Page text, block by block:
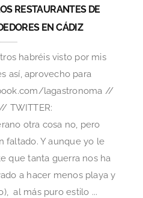
RESTAURANTES DE
EN CÁDIZ
habréis visto por mis
así, aprovecho para
lagastronoma //
TWITTER:
otra cosa no, pero
faltado. Y aunque yo le
que tanta guerra nos ha
a hacer menos playa y
al más puro estilo ...